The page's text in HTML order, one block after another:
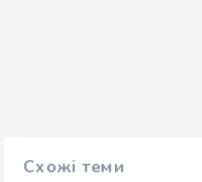
Схожі теми